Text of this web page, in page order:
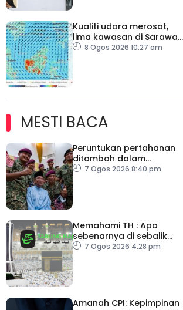
Kualiti udara merosot,
lima kawasan di Sarawak
catat IPU tidak sihat
8 Ogos 2026 10:27 am
MESTI BACA
Peruntukan pertahanan
ditambah dalam
Belanjawan 2027
7 Ogos 2026 8:40 pm
Memahami TH : Apa
sebenarnya di sebalik
angka
7 Ogos 2026 4:28 pm
Amanah CPI: Kepimpinan